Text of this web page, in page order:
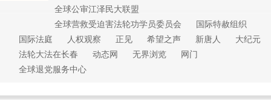
全球公审江泽民大联盟
全球营救受迫害法轮功学员委员会
国际特赦组织
国际法庭
人权观察 正见 希望之声 新唐人
大纪元
法轮大法在长春
动态网 无界浏览
网门
全球退党服务中心